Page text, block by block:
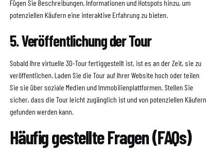
Fügen Sie Beschreibungen, Informationen und Hotspots hinzu, um
potenziellen Käufern eine interaktive Erfahrung zu bieten.
5. Veröffentlichung der Tour
Sobald Ihre virtuelle 3D-Tour fertiggestellt ist, ist es an der Zeit, sie zu
veröffentlichen. Laden Sie die Tour auf Ihrer Website hoch oder teilen
Sie sie über soziale Medien und Immobilienplattformen. Stellen Sie
sicher, dass die Tour leicht zugänglich ist und von potenziellen Käufern
gefunden werden kann.
Häufig gestellte Fragen (FAQs)